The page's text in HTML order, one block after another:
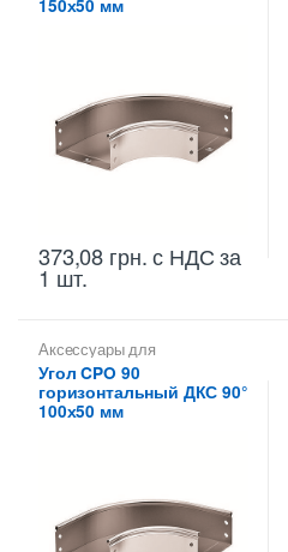
150х50 мм
373,08 грн.с НДС за
1 шт.
Аксессуары для
металлических лотков
для цельных,
перфорированных лотков
Угол CPO 90
горизонтальный ДКС 90°
100х50 мм